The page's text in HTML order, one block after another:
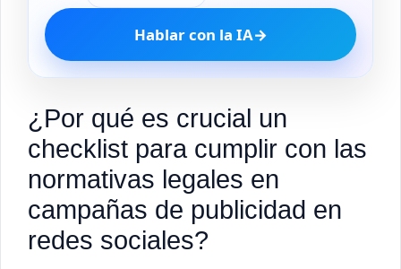
Hablar con la IA→
¿Por qué es crucial un
checklist para cumplir con las
normativas legales en
campañas de publicidad en
redes sociales?